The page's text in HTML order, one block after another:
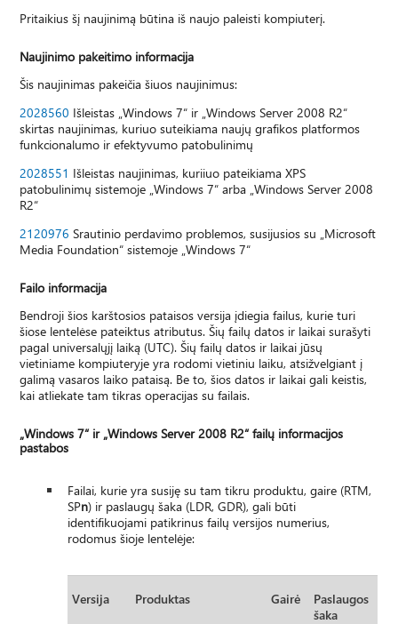
Pritaikius šį naujinimą būtina iš naujo paleisti kompiuterį.
Naujinimo pakeitimo informacija
Šis naujinimas pakeičia šiuos naujinimus:
2028560 Išleistas „Windows 7“ ir „Windows Server 2008 R2“
skirtas naujinimas, kuriuo suteikiama naujų grafikos platformos
funkcionalumo ir efektyvumo patobulinimų
2028551 Išleistas naujinimas, kuriiuo pateikiama XPS
patobulinimų sistemoje „Windows 7“ arba „Windows Server 2008
R2“
2120976 Srautinio perdavimo problemos, susijusios su „Microsoft
Media Foundation“ sistemoje „Windows 7“
Failo informacija
Bendroji šios karštosios pataisos versija įdiegia failus, kurie turi
šiose lentelėse pateiktus atributus. Šių failų datos ir laikai surašyti
pagal universalųjį laiką (UTC). Šių failų datos ir laikai jūsų
vietiniame kompiuteryje yra rodomi vietiniu laiku, atsižvelgiant į
galimą vasaros laiko pataisą. Be to, šios datos ir laikai gali keistis,
kai atliekate tam tikras operacijas su failais.
„Windows 7“ ir „Windows Server 2008 R2“ failų informacijos
pastabos
Failai, kurie yra susiję su tam tikru produktu, gaire (RTM,
SPn) ir paslaugų šaka (LDR, GDR), gali būti
identifikuojami patikrinus failų versijos numerius,
rodomus šioje lentelėje:
Versija Produktas Gairė
Paslaugos
šaka